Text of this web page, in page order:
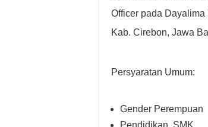
Officer pada
Kab. Cirebon, Jawa
Persyaratan Umum:
Gender Perempuan
Pendidikan SMK